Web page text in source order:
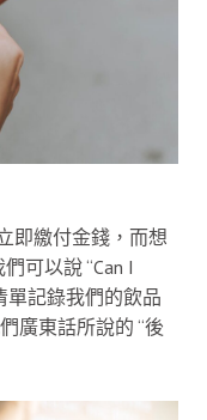
即繳付金錢，而想
可以說 “Can I
單記錄我們的飲品
廣東話所說的 “後